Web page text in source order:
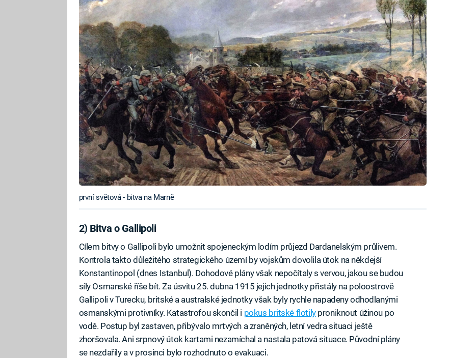
první světová - bitva na Marně
2) Bitva o Gallipoli
Cílem bitvy o Gallipoli bylo umožnit spojeneckým lodím průjezd Dardanelským průlivem.
Kontrola takto důležitého strategického území by vojskům dovolila útok na někdejší
Konstantinopol (dnes Istanbul). Dohodové plány však nepočítaly s vervou, jakou se budou
síly Osmanské říše bít. Za úsvitu 25. dubna 1915 jejich jednotky přistály na poloostrově
Gallipoli v Turecku, britské a australské jednotky však byly rychle napadeny odhodlanými
osmanskými protivníky. Katastrofou skončil i pokus britské flotilyproniknout úžinou po
vodě. Postup byl zastaven, přibývalo mrtvých a zraněných, letní vedra situaci ještě
zhoršovala. Ani srpnový útok kartami nezamíchal a nastala patová situace. Původní plány
se nezdařily a v prosinci bylo rozhodnuto o evakuaci.